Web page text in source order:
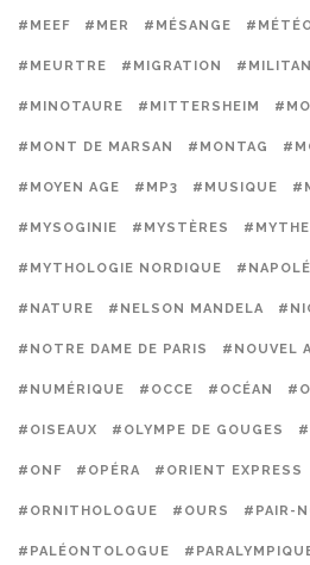
#MEEF #MER #MÉSANGE
#MEURTRE #MIGRATION
#MINOTAURE #MITTERSHEIM
#MONT DE MARSAN #MONTAG
#MOYEN AGE #MP3 #MUSIQUE
#MYSOGINIE #MYSTÈRES #MYTHE
#MYTHOLOGIE NORDIQUE
#NATURE #NELSON MANDELA
#NOTRE DAME DE PARIS #NOUVEL
#NUMÉRIQUE #OCCE #OCÉAN
#OISEAUX #OLYMPE DE GOUGES
#ONF #OPÉRA #ORIENT EXPRESS
#ORNITHOLOGUE #OURS #PAIR-
#PALÉONTOLOGUE